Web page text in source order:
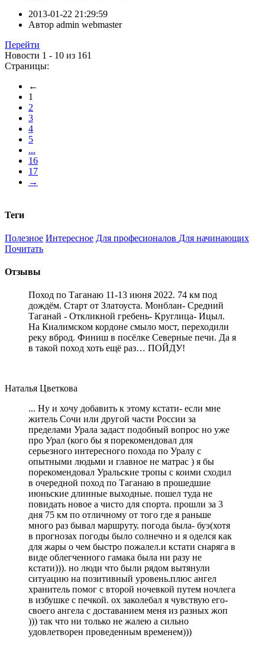
2013-01-22 21:29:59
Автор admin webmaster
Перейти
Новости 1 - 10 из 161
Страницы:
←
1
2
3
4
5
...
16
17
→
Теги
Полезное Интересное Для професионалов Для начинающих
Почитать
Отзывы
Поход по Таганаю 11-13 июня 2022. 74 км под
дождём. Старт от Златоуста. Монблан- Средний
Таганай - Откликной гребень- Круглица- Ицыл.
На Киалимском кордоне смыло мост, переходили
реку вброд. Финиш в посёлке Северные печи. Да я
в такой поход хоть ещё раз… ПОЙДУ!
Наталья Цветкова
... Ну и хочу добавить к этому кстати- если мне
житель Сочи или другой части России за
пределами Урала задаст подобный вопрос но уже
про Урал (кого бы я порекомендовал для
серьезного интересного похода по Уралу с
опытными людьми и главное не матрас ) я бы
порекомендовал Уральские тропы с коими сходил
в очередной поход по Таганаю в прошедшие
июньские длинные выходные. пошел туда не
повидать новое а чисто для спорта. прошли за 3
дня 75 км по отличному от того где я раньше
много раз бывал маршруту. погода была- буэ(хотя
в прогнозах погоды было солнечно и я оделся как
для жары о чем быстро пожалел.и кстати снаряга в
виде облегченного гамака была ни разу не
кстати))). но люди что были рядом вытянули
ситуацию на позитивный уровень.плюс ангел
хранитель помог с второй ночевкой путем ночлега
в избушке с печкой. ох заколебал я чувствую его-
своего ангела с доставанием меня из разных жоп
))) так что ни только не жалею а сильно
удовлетворен проведенным временем)))